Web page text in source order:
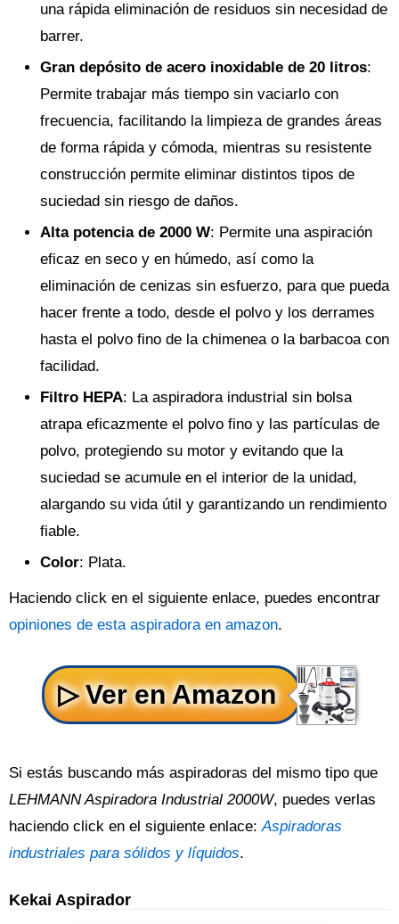
una rápida eliminación de residuos sin necesidad de
barrer.
Gran depósito de acero inoxidable de 20 litros:
Permite trabajar más tiempo sin vaciarlo con
frecuencia, facilitando la limpieza de grandes áreas
de forma rápida y cómoda, mientras su resistente
construcción permite eliminar distintos tipos de
suciedad sin riesgo de daños.
Alta potencia de 2000 W: Permite una aspiración
eficaz en seco y en húmedo, así como la
eliminación de cenizas sin esfuerzo, para que pueda
hacer frente a todo, desde el polvo y los derrames
hasta el polvo fino de la chimenea o la barbacoa con
facilidad.
Filtro HEPA: La aspiradora industrial sin bolsa
atrapa eficazmente el polvo fino y las partículas de
polvo, protegiendo su motor y evitando que la
suciedad se acumule en el interior de la unidad,
alargando su vida útil y garantizando un rendimiento
fiable.
Color: Plata.
Haciendo click en el siguiente enlace, puedes encontrar
opiniones de esta aspiradora en amazon.
Si estás buscando más aspiradoras del mismo tipo que
LEHMANN Aspiradora Industrial 2000W, puedes verlas
haciendo click en el siguiente enlace:Aspiradoras
industriales para sólidos y líquidos.
Kekai Aspirador